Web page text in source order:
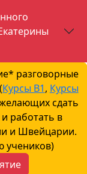
разговорные
Курсы B1, Курсы
сдать
работать в
и Швейцарии.
учеников)